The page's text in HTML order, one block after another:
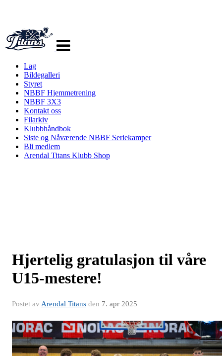
navigasjon
Lag
Bildegalleri
Styret
NBBF Hjemmetrening
NBBF 3X3
Kontakt oss
Filarkiv
Klubbhåndbok
Siste og Nåværende NBBF Seriekamper
Bli medlem
Arendal Titans Klubb Shop
Hjertelig gratulasjon til våre
U15-mestere!
Postet av Arendal Titans den 7. apr 2025